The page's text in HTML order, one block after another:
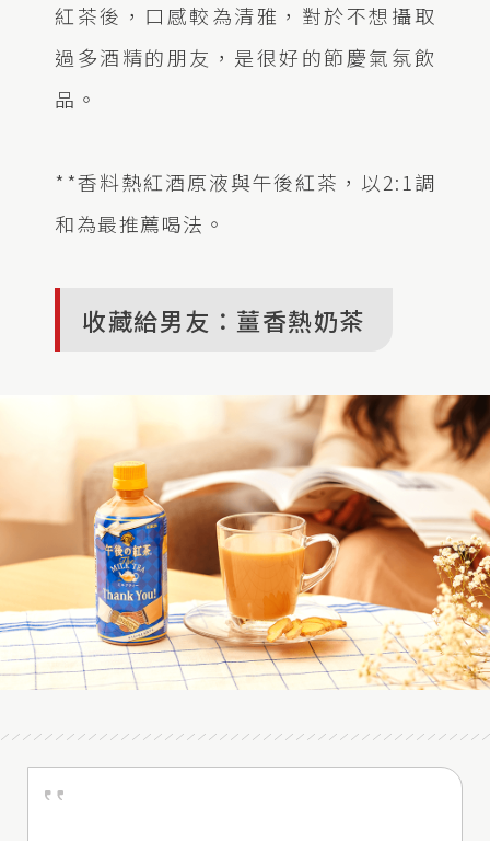
紅茶後，口感較為清雅，對於不想攝取
過多酒精的朋友，是很好的節慶氣氛飲
品。
**香料熱紅酒原液與午後紅茶，以2:1調
和為最推薦喝法。
收藏給男友：薑香熱奶茶